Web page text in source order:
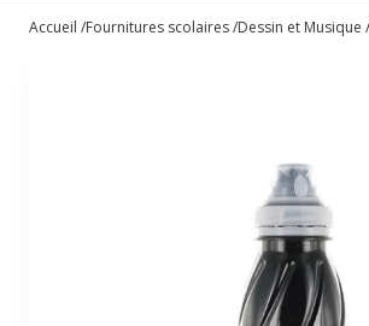
Accueil Fournitures scolaires Dessin et Musique